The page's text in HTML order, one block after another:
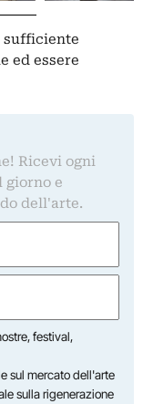
sufficiente
ed essere
Ricevi ogni
giorno e
dell'arte.
festival,
sul mercato dell'arte
sulla rigenerazione